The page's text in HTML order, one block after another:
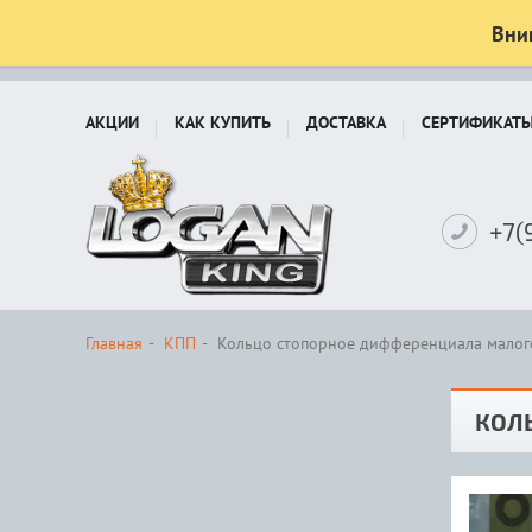
АКЦИИ КАК КУПИТЬ ДОСТАВКА
Главная КПП Кольцо стопорное дифференциала